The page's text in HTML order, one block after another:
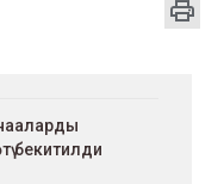
бекитилди